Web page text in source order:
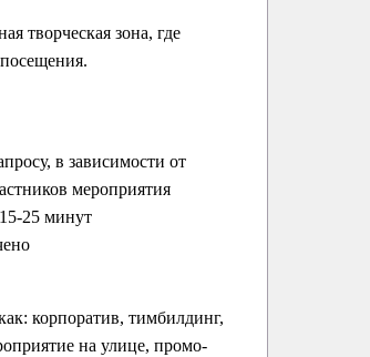
творческая зона, где
в зависимости от
мероприятия
25 минут
корпоратив, тимбилдинг,
на улице, промо-